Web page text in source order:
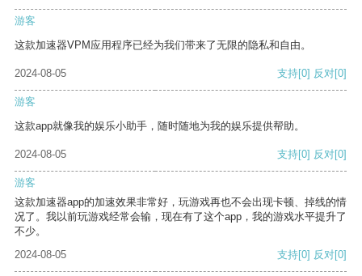
游客
这款加速器VPM应用程序已经为我们带来了无限的隐私和自由。
2024-08-05 支持[0] 反对[0]
游客
这款app就像我的娱乐小助手，随时随地为我的娱乐提供帮助。
2024-08-05 支持[0] 反对[0]
游客
这款加速器app的加速效果非常好，玩游戏再也不会出现卡顿、掉线的情
况了。我以前玩游戏经常会输，现在有了这个app，我的游戏水平提升了
不少。
2024-08-05
支持[0] 反对[0]